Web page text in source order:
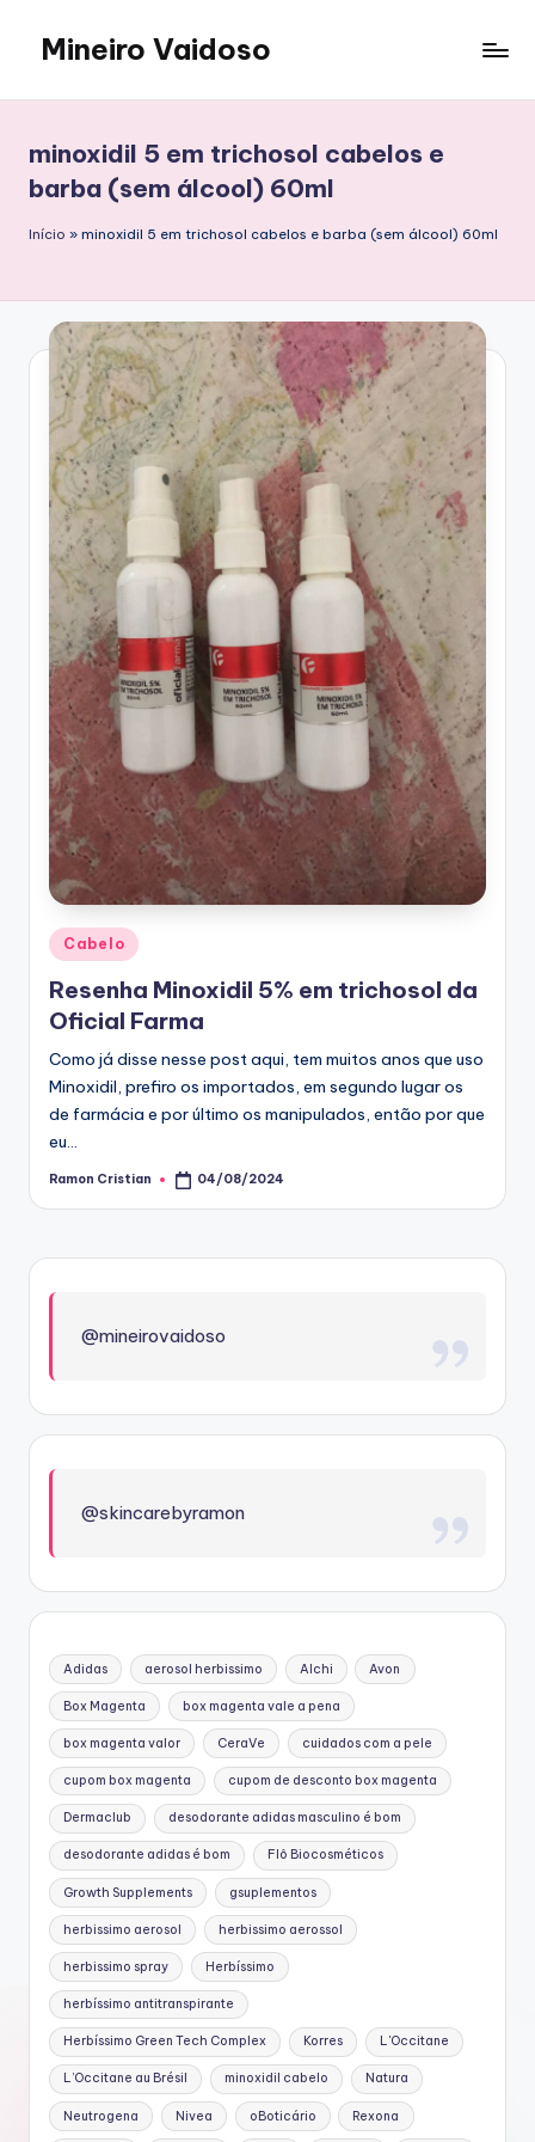
content
Mineiro Vaidoso
Autocuidado
e
Resenhas
minoxidil 5 em trichosol cabelos e
barba (sem álcool) 60ml
Início » minoxidil 5 em trichosol cabelos e barba (sem álcool) 60ml
Posted
in
Cabelo
Resenha Minoxidil 5% em trichosol da
Oficial Farma
Como já disse nesse post aqui, tem muitos anos que uso
Minoxidil, prefiro os importados, em segundo lugar os
de farmácia e por último os manipulados, então por que
eu…
Posted
Ramon Cristian 04/08/2024
@mineirovaidoso
@skincarebyramon
Adidas aerosol herbissimo Alchi Avon
Box Magenta box magenta vale a pena
box magenta valor CeraVe cuidados com a pele
cupom box magenta cupom de desconto box magenta
Dermaclub desodorante adidas masculino é bom
desodorante adidas é bom Flô Biocosméticos
Growth Supplements gsuplementos
herbissimo aerosol herbissimo aerossol
herbissimo spray Herbíssimo
herbíssimo antitranspirante
Herbíssimo Green Tech Complex Korres L'Occitane
L’Occitane au Brésil minoxidil cabelo Natura
Neutrogena Nivea oBoticário Rexona